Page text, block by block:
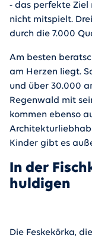
- das perfekte Ziel
nicht mitspielt.
durch die 7.000
Am besten
am Herzen liegt.
und über 30.000
Regenwald mit
kommen ebenso
Kinder gibt es
In der
huldigen
Die Feskekörka,